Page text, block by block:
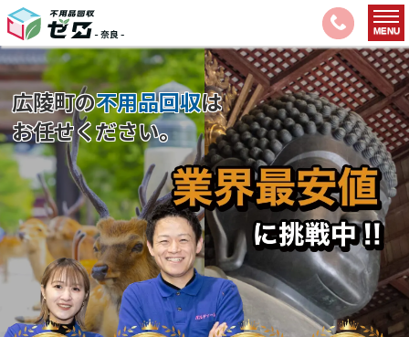
広陵町の不用品回収は
お任せください。